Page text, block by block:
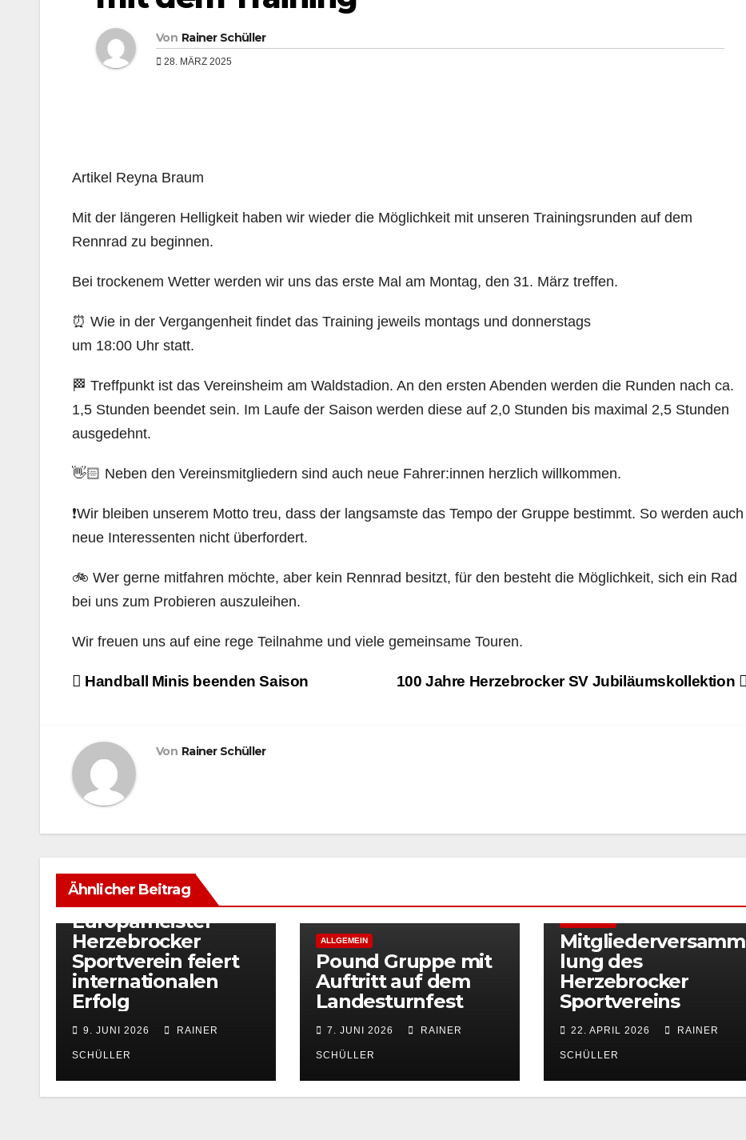
Von Rainer Schüller
28. MÄRZ 2025
Artikel Reyna Braum
Mit der längeren Helligkeit haben wir wieder die Möglichkeit mit unseren Trainingsrunden auf dem
Rennrad zu beginnen.
Bei trockenem Wetter werden wir uns das erste Mal am Montag, den 31. März treffen.
⏰ Wie in der Vergangenheit findet das Training jeweils montags und donnerstags
um 18:00 Uhr statt.
🏁 Treffpunkt ist das Vereinsheim am Waldstadion. An den ersten Abenden werden die Runden nach ca.
1,5 Stunden beendet sein. Im Laufe der Saison werden diese auf 2,0 Stunden bis maximal 2,5 Stunden
ausgedehnt.
👋🏻 Neben den Vereinsmitgliedern sind auch neue Fahrer:innen herzlich willkommen.
❗Wir bleiben unserem Motto treu, dass der langsamste das Tempo der Gruppe bestimmt. So werden auch
neue Interessenten nicht überfordert.
🚲 Wer gerne mitfahren möchte, aber kein Rennrad besitzt, für den besteht die Möglichkeit, sich ein Rad
bei uns zum Probieren auszuleihen.
Wir freuen uns auf eine rege Teilnahme und viele gemeinsame Touren.
Beitragsnavigation 100 Jahre Herzebrocker SV Jubiläumskollektion
Handball Minis beenden Saison
Von Rainer Schüller
Ähnlicher Beitrag
Nils Weber krönt
sich zum
Europameister –
Herzebrocker
Sportverein feiert
internationalen
Erfolg
9. JUNI 2026 RAINER
SCHÜLLER
ALLGEMEIN
Pound Gruppe mit
Auftritt auf dem
Landesturnfest
7. JUNI 2026 RAINER
SCHÜLLER
Mitgliederversamm
lung des
Herzebrocker
Sportvereins
22. APRIL 2026 RAINER
SCHÜLLER